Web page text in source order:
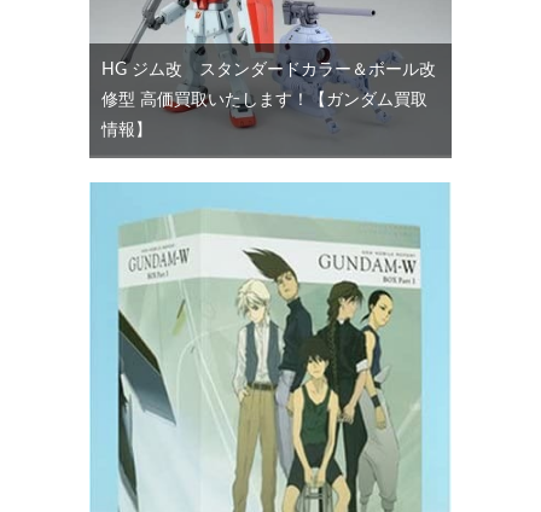
HG ジム改 スタンダードカラー＆ボール改
修型 高価買取いたします！【ガンダム買取
情報】